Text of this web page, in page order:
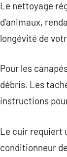
Le nettoyage
d’animaux,
longévité de
Pour les
débris. Les
instructions
Le cuir requiert
conditionneur